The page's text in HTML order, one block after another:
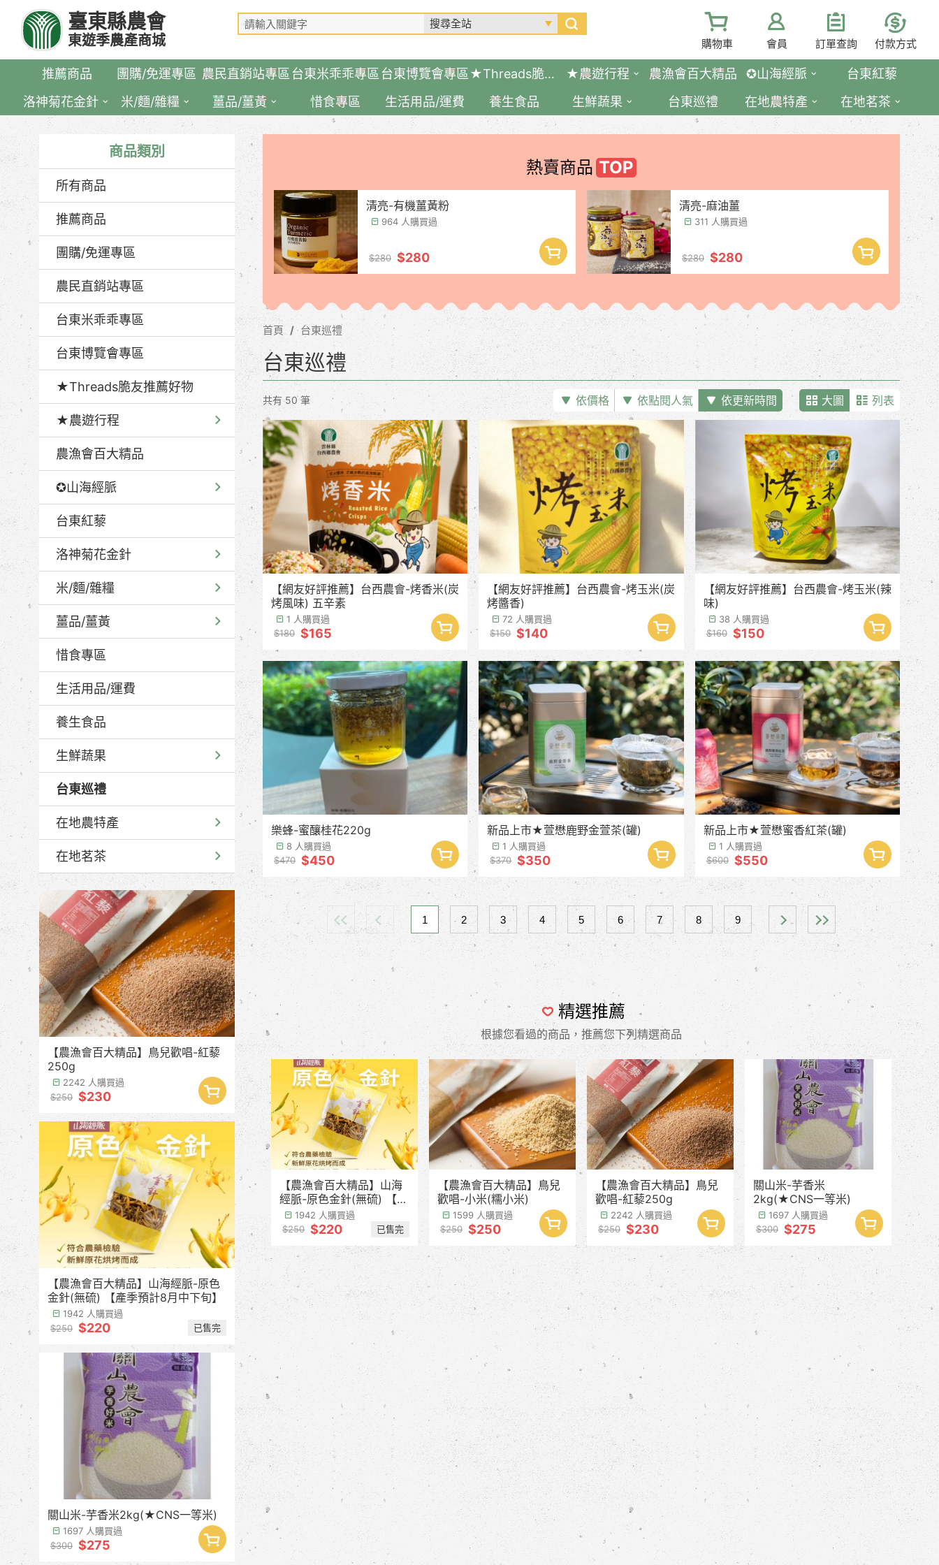
要
臺東縣農會
東遊季農產商城 購物車 會員 訂單查詢 付款方式
推薦商品 團購/免運專區 農民直銷站專區 台東米乖乖專區 台東博覽會專區 ★Threads脆友推薦好物 ★農遊行程 農漁會百大精品 ✪山海經脈
台東紅藜
洛神菊花金針
米/麵/雜糧 薑品/薑黃 惜食專區 生活用品/運費 養生食品 生鮮蔬果 台東巡禮 在地農特產 在地茗茶
商品類別
所有商品
推薦商品
團購/免運專區
農民直銷站專區
台東米乖乖專區
台東博覽會專區
★Threads脆友推薦好物
★農遊行程
農漁會百大精品
✪山海經脈
台東紅藜
洛神菊花金針
米/麵/雜糧
薑品/薑黃
惜食專區
生活用品/運費
養生食品
生鮮蔬果
台東巡禮
在地農特產
在地茗茶
【農漁會百大精品】鳥兒歡唱-紅藜
250g
2242 人購買過
$250 $230
【農漁會百大精品】山海經脈-原色
金針(無硫) 【產季預計8月中下旬】
1942 人購買過
$250 $220 已售完
關山米-芋香米2kg(★CNS一等米)
1697 人購買過
$300 $275
熱賣商品
清亮-有機薑黃粉
964 人購買過
$280 $280
清亮-麻油薑
311 人購買過
$280 $280
首頁 台東巡禮
台東巡禮
共有 50 筆 依價格 依點閱人氣 依更新時間 大圖 列表
【網友好評推薦】台西農會-烤香米(炭
烤風味) 五辛素
1 人購買過
$180 $165
【網友好評推薦】台西農會-烤玉米(炭
烤醬香)
72 人購買過
$150 $140
【網友好評推薦】台西農會-烤玉米(辣
味)
38 人購買過
$160 $150
樂蜂-蜜釀桂花220g
8 人購買過
$470 $450
新品上市★萱懋鹿野金萱茶(罐)
1 人購買過
$370 $350
新品上市★萱懋蜜香紅茶(罐)
1 人購買過
$600 $550
1 2 3 4 5 6 7 8 9
精選推薦
根據您看過的商品，推薦您下列精選商品
【農漁會百大精品】山海
經脈-原色金針(無硫) 【產
季預計8月中下旬】
1942 人購買過
$250 $220 已售完
【農漁會百大精品】鳥兒
歡唱-小米(糯小米)
1599 人購買過
$250 $250
【農漁會百大精品】鳥兒
歡唱-紅藜250g
2242 人購買過
$250 $230
關山米-芋香米
2kg(★CNS一等米)
1697 人購買過
$300 $275